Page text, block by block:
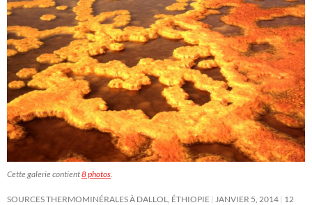
Cette galerie contient8 photos
SOURCES THERMOMINÉRALES À DALLOL, ÉTHIOPIE JANVIER 5, 2014 12